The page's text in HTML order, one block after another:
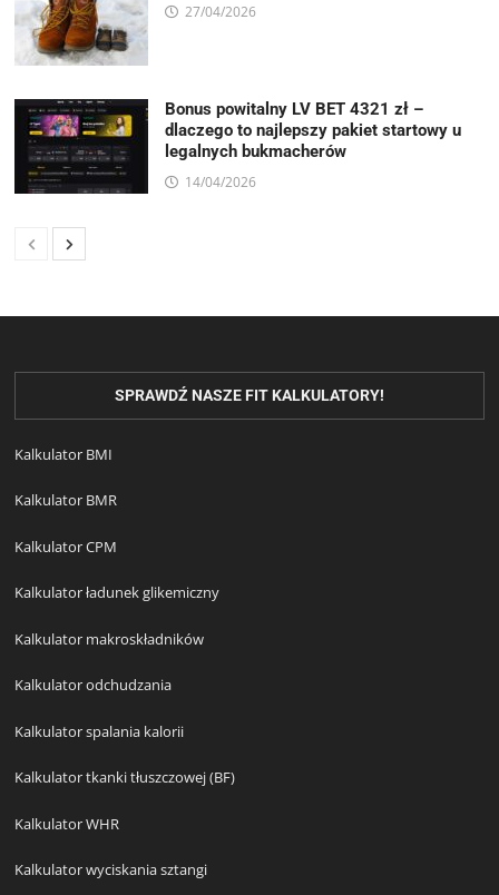
27/04/2026
Bonus powitalny LV BET 4321 zł –
dlaczego to najlepszy pakiet startowy u
legalnych bukmacherów
14/04/2026
SPRAWDŹ NASZE FIT KALKULATORY!
Kalkulator BMI
Kalkulator BMR
Kalkulator CPM
Kalkulator ładunek glikemiczny
Kalkulator makroskładników
Kalkulator odchudzania
Kalkulator spalania kalorii
Kalkulator tkanki tłuszczowej (BF)
Kalkulator WHR
Kalkulator wyciskania sztangi